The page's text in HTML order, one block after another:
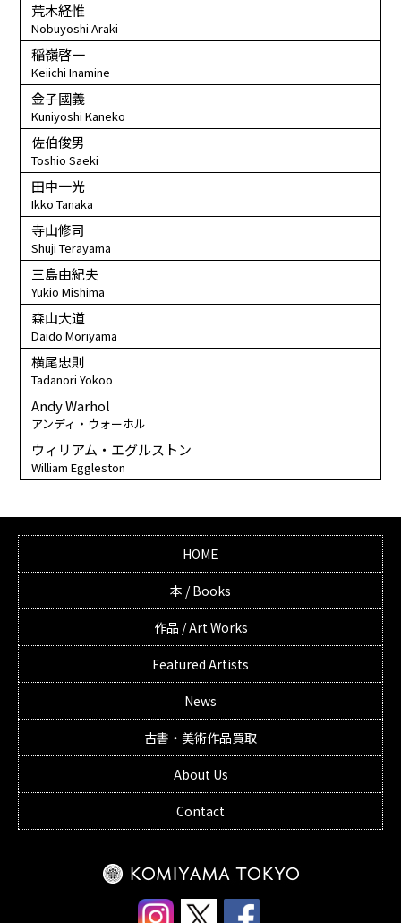
荒木経惟
Nobuyoshi Araki
稲嶺啓一
Keiichi Inamine
金子國義
Kuniyoshi Kaneko
佐伯俊男
Toshio Saeki
田中一光
Ikko Tanaka
寺山修司
Shuji Terayama
三島由紀夫
Yukio Mishima
森山大道
Daido Moriyama
横尾忠則
Tadanori Yokoo
Andy Warhol
アンディ・ウォーホル
ウィリアム・エグルストン
William Eggleston
HOME
本 / Books
作品 / Art Works
Featured Artists
News
古書・美術作品買取
About Us
Contact